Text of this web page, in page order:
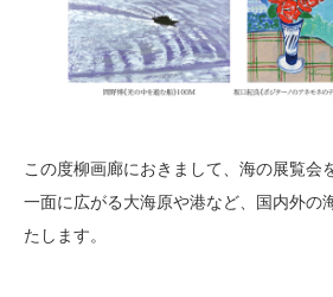
この度柳画廊におきまして、海の展覧会
一面に広がる大海原や港など、国内外の
たします。